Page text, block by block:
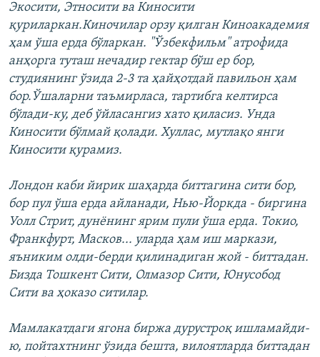
Экосити, Этносити ва Киносити
қуриларкан.Киночилар орзу қилган Киноакадемия
ҳам ўша ерда бўларкан. "Ўзбекфильм" атрофида
анҳорга туташ нечадир гектар бўш ер бор,
студиянинг ўзида 2-3 та ҳайҳотдай павильон ҳам
бор.Ўшаларни таъмирласа, тартибга келтирса
бўлади-ку, деб ўйласангиз хато қиласиз. Унда
Киносити бўлмай қолади. Хуллас, мутлақо янги
Киносити қурамиз.
Лондон каби йирик шаҳарда биттагина сити бор,
бор пул ўша ерда айланади, Нью-Йоркда - биргина
Уолл Стрит, дунёнинг ярим пули ўша ерда. Токио,
Франкфурт, Масков... уларда ҳам иш маркази,
яъниким олди-берди қилинадиган жой - биттадан.
Бизда Тошкент Сити, Олмазор Сити, Юнусобод
Сити ва ҳоказо ситилар.
Мамлакатдаги ягона биржа дурустроқ ишламайди-
ю, пойтахтнинг ўзида бешта, вилоятларда биттадан